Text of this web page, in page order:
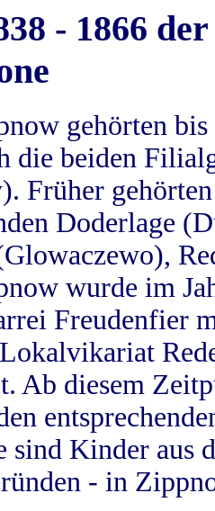
- 1866
gehörten
die beiden
Früher
Doderlage
wurde im
Freudenfier
Ab diesem
sind Kinder aus
- in